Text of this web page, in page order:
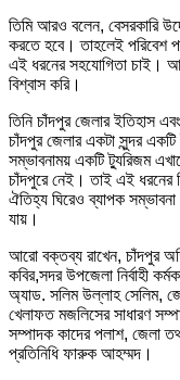
তিমি আরও বলেন, বেসরকারি
করতে হবে। তাহলেই পরিবেশ
এই ধরনের সহযোগিতা চাই।
বিশ্বাস করি।
তিনি চাঁদপুর জেলার ইতিহাস
চাঁদপুর জেলার একটা সুন্দর
সম্ভাবনাময় একটি ট্যুরিজম
চাঁদপুরে নেই। তাই এই ধরনের
ঐতিহ্য ঘিরেও ব্যাপক
যায়।
আরো বক্তব্য রাখেন, চাঁদপুর
কবির,সদর উপজেলা নির্বাহী
অ্যাড. সলিম উল্লাহ সেলিম,
খেলাফত মজলিসের সাধারণ
সম্পাদক কাদের পলাশ, জেলা
প্রতিনিধি ফারুক আহম্মদ।